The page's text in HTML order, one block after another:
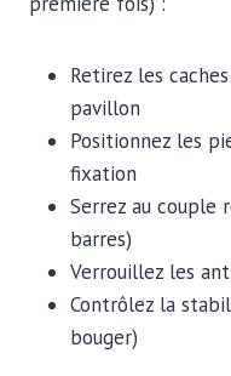
Retirez les
pavillon
Positionnez les
fixation
Serrez au couple
barres)
Verrouillez les
Contrôlez la
bouger)